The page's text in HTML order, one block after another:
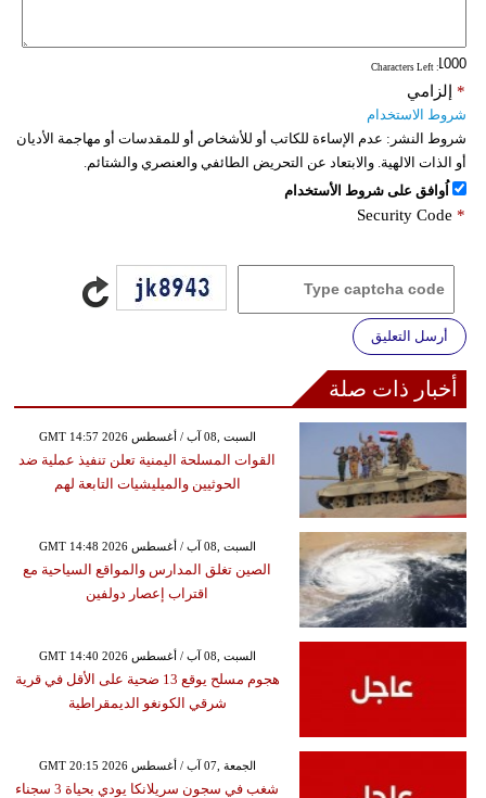
: Characters Left
إلزامي *
شروط الاستخدام
شروط النشر: عدم الإساءة للكاتب أو للأشخاص أو للمقدسات أو مهاجمة الأديان
أو الذات الالهية. والابتعاد عن التحريض الطائفي والعنصري والشتائم.
اُوافق على شروط الأستخدام
Security Code *
أرسل التعليق
أخبار ذات صلة
GMT 14:57 2026 السبت ,08 آب / أغسطس
القوات المسلحة اليمنية تعلن تنفيذ عملية ضد
الحوثيين والميليشيات التابعة لهم
GMT 14:48 2026 السبت ,08 آب / أغسطس
الصين تغلق المدارس والمواقع السياحية مع
اقتراب إعصار دولفين
GMT 14:40 2026 السبت ,08 آب / أغسطس
هجوم مسلح يوقع 13 ضحية على الأقل في قرية
شرقي الكونغو الديمقراطية
GMT 20:15 2026 الجمعة ,07 آب / أغسطس
شغب في سجون سريلانكا يودي بحياة 3 سجناء